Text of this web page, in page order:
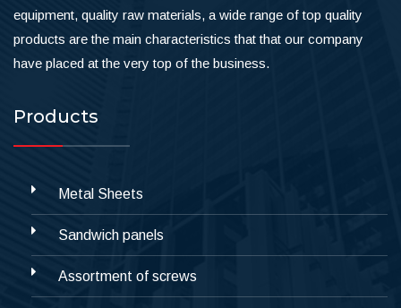
equipment, quality raw materials, a wide range of top quality
products are the main characteristics that that our company
have placed at the very top of the business.
Products
Metal Sheets
Sandwich panels
Assortment of screws